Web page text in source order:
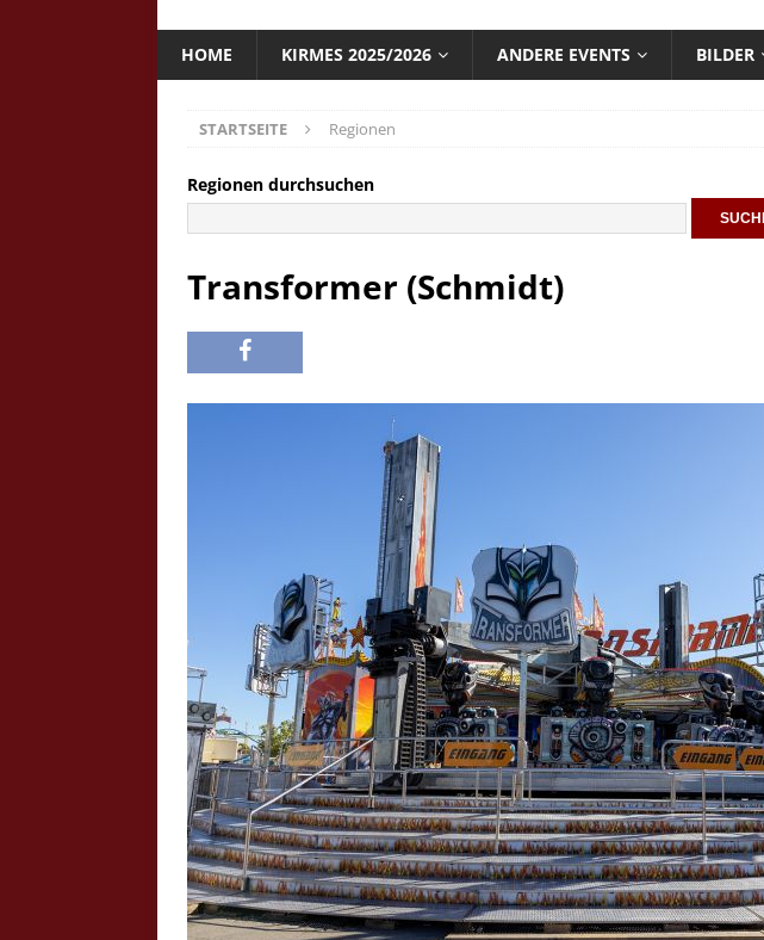
HOME KIRMES 2025/2026 ANDERE EVENTS BILDER
STARTSEITE Regionen
Regionen durchsuchen
Transformer (Schmidt)
Rheinkirmes
Auch im Jahr
Wert, die
Sonntag
Sommerw...
Crazy Outback (Kollmann) - Laufgeschäft -
Bilder
Schau Dir hier Bilder vom Laufgeschäft "Crazy
Outback" an.
Zur Bildgalerie